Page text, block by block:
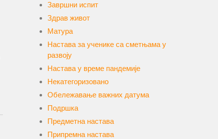
Завршни испит
Здрав живот
Матура
Настава за ученике са сметњама у
развоју
Настава у време пандемије
Некатегоризовано
Обележавање важних датума
Подршка
Предметна настава
Припремна настава